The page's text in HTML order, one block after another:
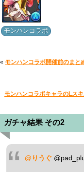
モンハンコラボ
« モンハンコラボ開催前のまと
モンハンコラボキャラのLス
ガチャ結果 その2
@りうぐ